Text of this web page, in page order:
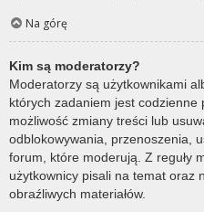
Na górę
Kim są moderatorzy?
Moderatorzy są użytkownikami
których zadaniem jest
możliwość zmiany treści lub
odblokowywania, przenoszenia,
forum, które moderują. Z reguły
użytkownicy pisali na temat oraz
obraźliwych materiałów.